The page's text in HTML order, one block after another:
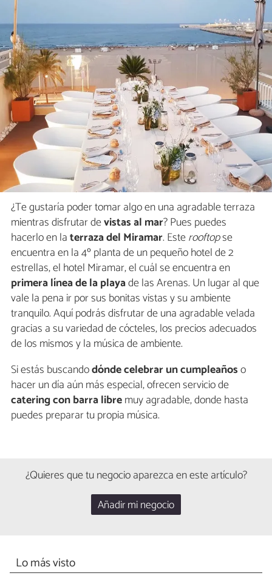
¿Te gustaría poder tomar algo en una agradable terraza
mientras disfrutar devistas al mar? Pues puedes
hacerlo en laterraza del Miramar. Esterooftopse
encuentra en la 4º planta de un pequeño hotel de 2
estrellas, el hotel Miramar, el cuál se encuentra en
primera línea de la playade las Arenas. Un lugar al que
vale la pena ir por sus bonitas vistas y su ambiente
tranquilo. Aquí podrás disfrutar de una agradable velada
gracias a su variedad de cócteles, los precios adecuados
de los mismos y la música de ambiente.
Si estás buscandodónde celebrar un cumpleañoso
hacer un día aún más especial, ofrecen servicio de
catering con barra libremuy agradable, donde hasta
puedes preparar tu propia música.
¿Quieres que tu negocio aparezca en este artículo?
Añadir mi negocio
Lo más visto